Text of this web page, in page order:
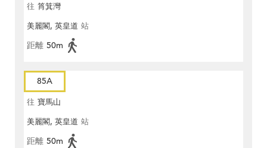
往 筲箕灣
美麗閣, 英皇道 站
距離 50m
85A
往 寶馬山
美麗閣, 英皇道 站
距離 50m